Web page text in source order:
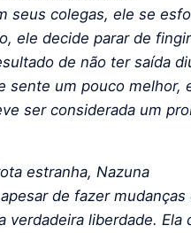
seus colegas, ele se
ele decide parar de
de não ter saída
sente um pouco melhor,
ser considerada um
estranha, Nazuna
de fazer mudanças
verdadeira liberdade. Ela